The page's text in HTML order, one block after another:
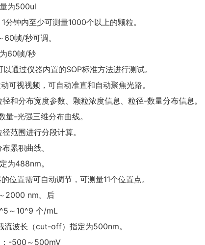
为500ul
分钟内至少可测量1000个以上的颗粒。
60帧/秒可调。
60帧/秒
通过仪器内置的SOP标准方法进行测试。
可视视频，可自动准直和自动聚焦光路。
和分布宽度参数、颗粒浓度信息、粒径-数量分布信息。
量-光强三维分布曲线。
范围进行分段计算。
累积曲线。
为488nm。
位置需可自动调节，可测量11个位置点。
2000 nm。后
～10^9 个/mL
流波长（cut-off）指定为500nm。
：-500～500mV